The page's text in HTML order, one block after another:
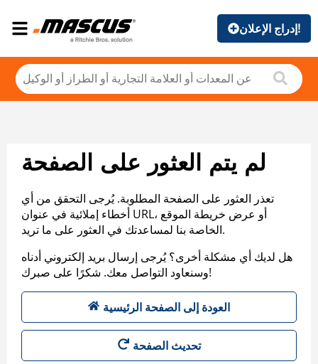
إدراج الإعلان!
لم يتم العثور على الصفحة
تعذر العثور على الصفحة المطلوبة. يُرجى التحقق من أي
أخطاء إملائية في عنوان URL، أو عرض خريطة الموقع
الخاصة بنا لمساعدتك في العثور على ما تريد.
هل لديك أي مشكلة أخرى؟ يُرجى إرسال بريد إلكتروني أدناه
وسنعاود التواصل معك. شكرًا على صبرك!
العودة إلى الصفحة الرئيسية
تحديث الصفحة